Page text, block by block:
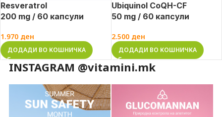
Resveratrol
200 mg / 60 капсули
1.970 ден
ДОДАДИ ВО КОШНИЧКА
Ubiquinol CoQH-CF
50 mg / 60 капсули
2.500 ден
ДОДАДИ ВО КОШНИЧКА
INSTAGRAM @vitamini.mk